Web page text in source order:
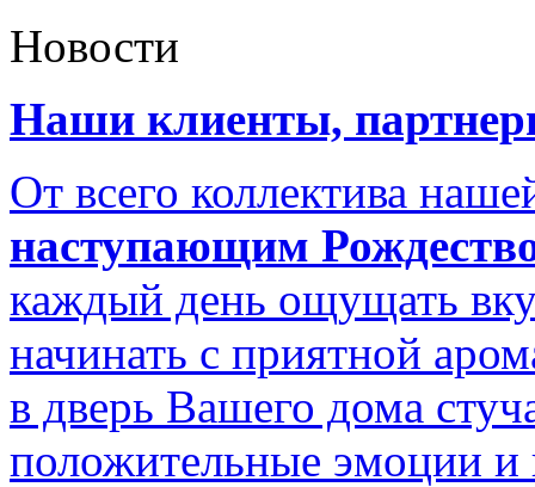
Новости
Наши клиенты,
От всего коллектива
наступающим
каждый день ощущать
начинать с приятной
в дверь Вашего дома
положительные эмоции и